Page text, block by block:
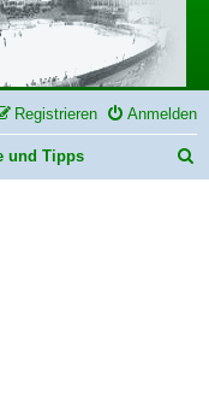
Anmelden
Registrieren
und Tipps